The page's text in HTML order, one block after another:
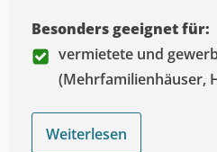
Besonders geeignet für:
vermietete und
(Mehrfamilienhäuser,
Weiterlesen